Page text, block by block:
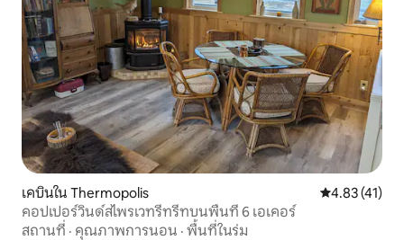
เคบินใน Thermopolis คะแนนเฉลี่ย
4.83 (41)
คอปเปอร์วินด์สไพรเวทรีทรีทบนพื้นที่ 6 เอเคอร์
สถานที่ · คุณภาพการนอน · พื้นที่ในร่ม